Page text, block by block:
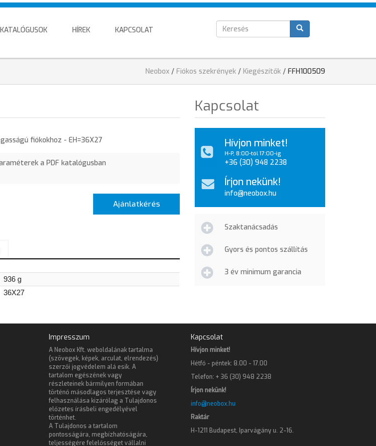
KATALÓGUSOK HÍREK KAPCSOLAT
Keresés
űrlap
Jelenlegi
hely
Neobox / Fiókos szekrények / Kiegészítők / FFH100509
fiókokhoz - EH=36X27
a PDF katalógusban
Ajánlatkérés
936 g
36X27
Kapcsolat
Hívjon minket!
H-P, 8:00-tól 17:00-ig
+36 (30) 948 2238
Írjon nekünk!
info@neobox.hu
Szaktanácsadás
Gyors és pontos szállítás
3 év minimum garancia
Impresszum
A Neobox Kft. weboldalának tartalma
(szövegek, képek, arculat, elrendezés)
szerzői jogvédelem alá esik. A
tartalom egészének vagy
részleteinek bármilyen formában
történő másodlagos terjesztése vagy
felhasználása kizárólag a Tulajdonos
előzetes írásbeli engedélyével
történhet.
A Tulajdonos a tartalom
pontosságára, megbízhatóságára,
teljességére felelősséget vállalni
Kapcsolat
Hívjon minket!
Hétfő - péntek: 8.00 - 17.00
Telefon: + 36 (30) 948 2238
Írjon nekünk!
info@neobox.hu
Raktár
H-1211 Budapest, Iparvágány u. 2-16.